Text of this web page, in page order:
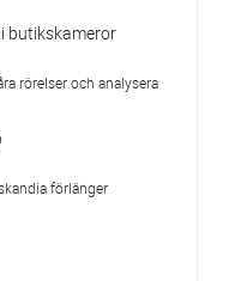
butikskameror
rörelser och analysera
förlänger